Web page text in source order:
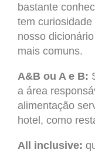
bastante
tem
nosso
mais comuns.
A&B ou A e B:
a área
alimentação
hotel, como
All inclusive: